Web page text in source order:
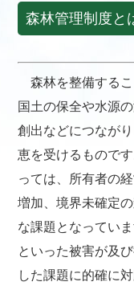
森林管理制度と
森林を整備するこ
国土の保全や水源
創出などにつなが
恵を受けるもので
っては、所有者の
増加、境界未確定
な課題となってい
といった被害が及
した課題に的確に